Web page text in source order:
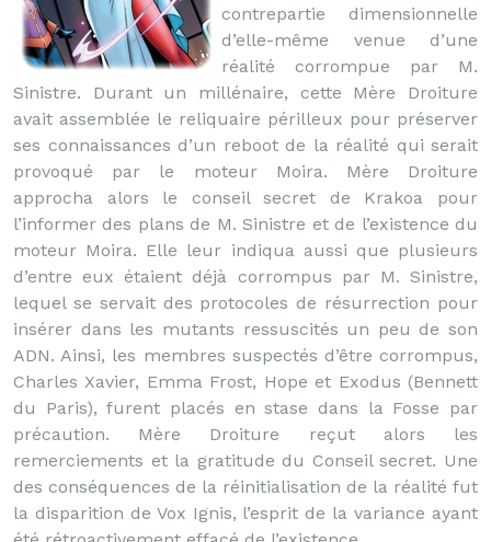
contrepartie dimensionnelle
d’elle-même venue d’une
réalité corrompue par M.
Sinistre. Durant un millénaire, cette Mère Droiture
avait assemblée le reliquaire périlleux pour préserver
ses connaissances d’un reboot de la réalité qui serait
provoqué par le moteur Moira. Mère Droiture
approcha alors le conseil secret de Krakoa pour
l’informer des plans de M. Sinistre et de l’existence du
moteur Moira. Elle leur indiqua aussi que plusieurs
d’entre eux étaient déjà corrompus par M. Sinistre,
lequel se servait des protocoles de résurrection pour
insérer dans les mutants ressuscités un peu de son
ADN. Ainsi, les membres suspectés d’être corrompus,
Charles Xavier, Emma Frost, Hope et Exodus (Bennett
du Paris), furent placés en stase dans la Fosse par
précaution. Mère Droiture reçut alors les
remerciements et la gratitude du Conseil secret. Une
des conséquences de la réinitialisation de la réalité fut
la disparition de Vox Ignis, l’esprit de la variance ayant